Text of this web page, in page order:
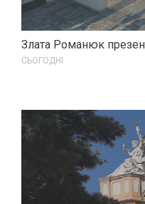
Злата Романюк
СЬОГОДНІ